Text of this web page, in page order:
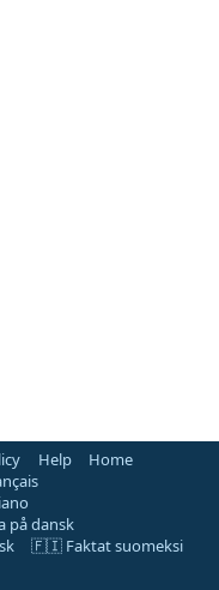
Help
Home
dansk
🇫🇮 Faktat suomeksi